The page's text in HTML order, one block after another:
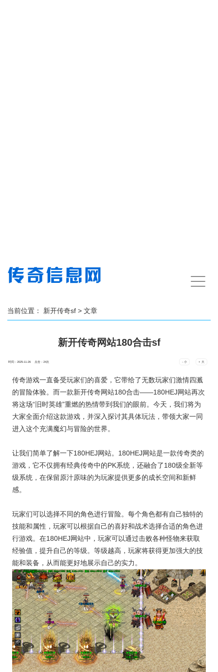
手
机
当前位置： 新开传奇sf > 文章
新开传奇网站180合击sf
时间：2025-11-26 点击：24次 - 小 + 大
传奇游戏一直备受玩家们的喜爱，它带给了无数玩家们激情四溅
的冒险体验。而一款新开传奇网站180合击——180HEJ网站再次
将这场“旧时英雄”重燃的热情带到我们的眼前。今天，我们将为
大家全面介绍这款游戏，并深入探讨其具体玩法，带领大家一同
进入这个充满魔幻与冒险的世界。
让我们简单了解一下180HEJ网站。180HEJ网站是一款传奇类的
游戏，它不仅拥有经典传奇中的PK系统，还融合了180级全新等
级系统，在保留原汁原味的为玩家提供更多的成长空间和新鲜
感。
玩家们可以选择不同的角色进行冒险。每个角色都有自己独特的
技能和属性，玩家可以根据自己的喜好和战术选择合适的角色进
行游戏。在180HEJ网站中，玩家可以通过击败各种怪物来获取
经验值，提升自己的等级。等级越高，玩家将获得更加强大的技
能和装备，从而能更好地展示自己的实力。